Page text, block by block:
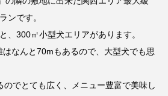
ンです。
、300㎡小型犬エリアがあります。
なんと70mもあるので、大型犬でも思
のでとても広く、メニュー豊富で美味し